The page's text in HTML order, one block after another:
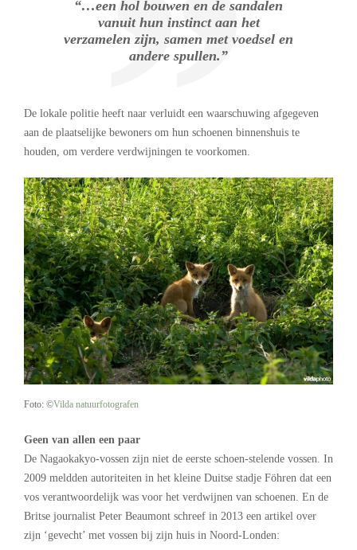
“…een hol bouwen en de sandalen
vanuit hun instinct aan het
verzamelen zijn, samen met voedsel en
andere spullen.”
De lokale politie heeft naar verluidt een waarschuwing afgegeven
aan de plaatselijke bewoners om hun schoenen binnenshuis te
houden, om verdere verdwijningen te voorkomen.
Foto: ©Vilda natuurfotografen
Geen van allen een paar
De Nagaokakyo-vossen zijn niet de eerste schoen-stelende vossen. In
2009 meldden autoriteiten in het kleine Duitse stadje Föhren dat een
vos verantwoordelijk was voor het verdwijnen van schoenen. En de
Britse journalist Peter Beaumont schreef in 2013 een artikel over
zijn ‘gevecht’ met vossen bij zijn huis in Noord-Londen: